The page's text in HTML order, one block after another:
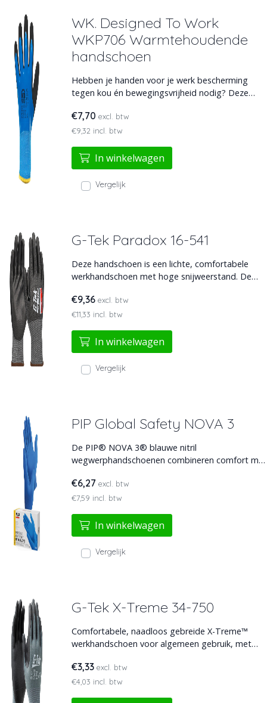
WK. Designed To Work
WKP706 Warmtehoudende
handschoen
Hebben je handen voor je werk bescherming
tegen kou én bewegingsvrijheid nodig? Deze
beproefde isolatie, betrouwbare grip en een
sluitende pasvorm. Ideaal voor de combinatie
€7,70 excl. btw
€9,32 incl. btw
In winkelwagen
Vergelijk
G-Tek Paradox 16-541
Deze handschoen is een lichte, comfortabele
werkhandschoen met hoge snijweerstand. De
olieachtige omstandigheden. Touchscreen-
geschikt en versterkt bij de duim voor extra
€9,36 excl. btw
€11,33 incl. btw
In winkelwagen
Vergelijk
PIP Global Safety NOVA 3
De PIP® NOVA 3® blauwe nitril
wegwerphandschoenen combineren comfort met
verdunde chemicaliën en oliën. Geschikt voor de
voedingsindustrie en getest op virusbescherming
€6,27 excl. btw
€7,59 incl. btw
In winkelwagen
Vergelijk
G-Tek X-Treme 34-750
Comfortabele, naadloos gebreide X-Treme™
werkhandschoen voor algemeen gebruik, met
vingers voor optimale grip en bescherming.
€3,33 excl. btw
€4,03 incl. btw